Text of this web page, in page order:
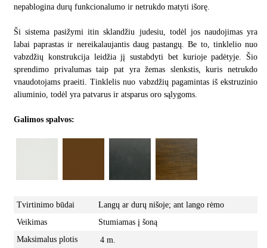
nepablogina durų funkcionalumo ir netrukdo matyti išorę.
Ši sistema pasižymi itin sklandžiu judesiu, todėl jos naudojimas yra
labai paprastas ir nereikalaujantis daug pastangų. Be to, tinklelio nuo
vabzdžių konstrukcija leidžia jį sustabdyti bet kurioje padėtyje. Šio
sprendimo privalumas taip pat yra žemas slenkstis, kuris netrukdo
vnaudotojams praeiti. Tinklelis nuo vabzdžių pagamintas iš ekstruzinio
aliuminio, todėl yra patvarus ir atsparus oro sąlygoms.
Galimos spalvos:
Tvirtinimo būdai
Langų ar durų nišoje; ant lango rėmo
Veikimas
Stumiamas į šoną
Maksimalus plotis
4 m.